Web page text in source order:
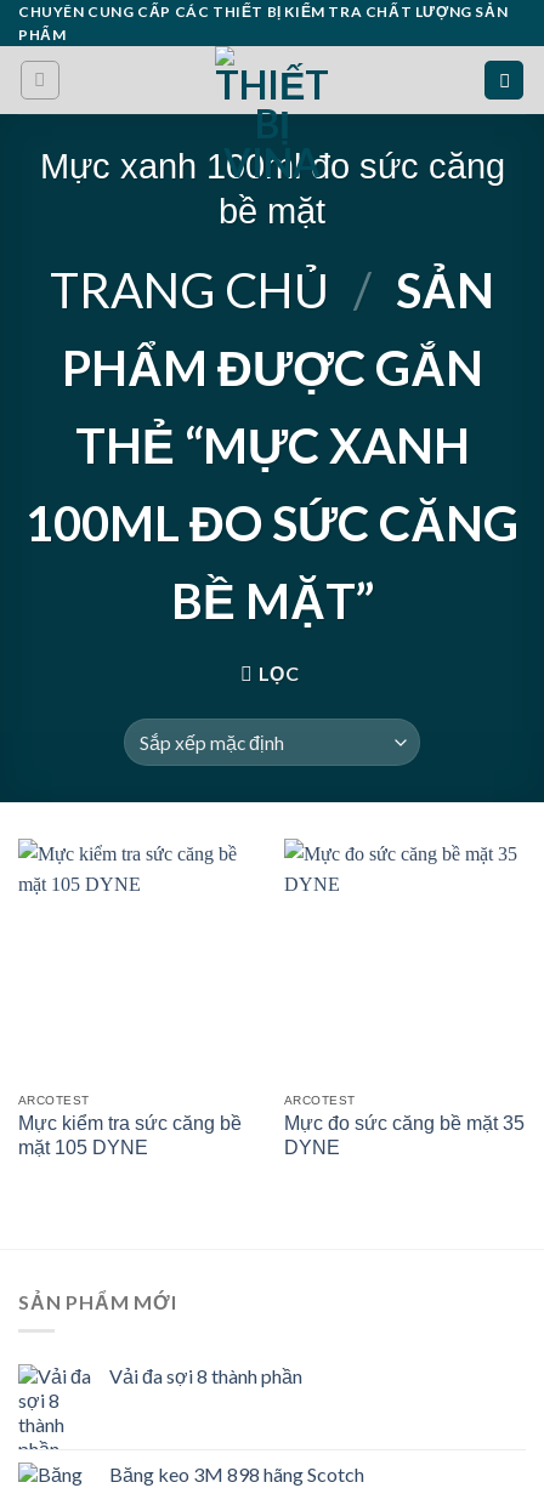
Skip
to
content
CHUYÊN CUNG CẤP CÁC THIẾT BỊ KIỂM TRA CHẤT LƯỢNG SẢN
PHẨM
Mực xanh 100ml đo sức căng
bề mặt
TRANG CHỦ / SẢN
PHẨM ĐƯỢC GẮN
THẺ “MỰC XANH
100ML ĐO SỨC CĂNG
BỀ MẶT”
LỌC
ARCOTEST
Mực kiểm tra sức căng bề
mặt 105 DYNE
ARCOTEST
Mực đo sức căng bề mặt 35
DYNE
SẢN PHẨM MỚI
Vải đa sợi 8 thành phần
Băng keo 3M 898 hãng Scotch